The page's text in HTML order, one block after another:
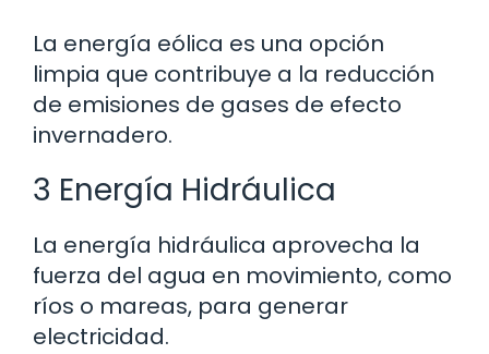
La energía eólica es una opción
limpia que contribuye a la reducción
de emisiones de gases de efecto
invernadero.
3 Energía Hidráulica
La energía hidráulica aprovecha la
fuerza del agua en movimiento, como
ríos o mareas, para generar
electricidad.